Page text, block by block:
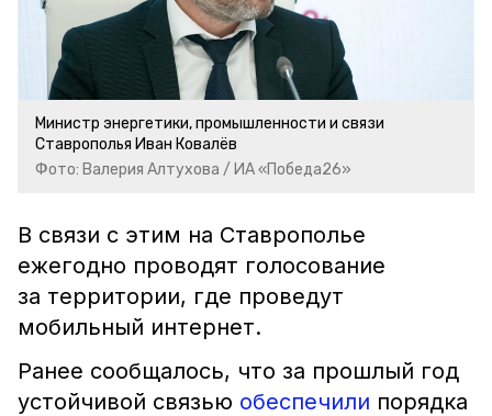
Министр энергетики, промышленности и связи
Ставрополья Иван Ковалёв
Фото: Валерия Алтухова / ИА «Победа26»
В связи с этим на Ставрополье
ежегодно проводят голосование
за территории, где проведут
мобильный интернет.
Ранее сообщалось, что за прошлый год
устойчивой связью обеспечили порядка